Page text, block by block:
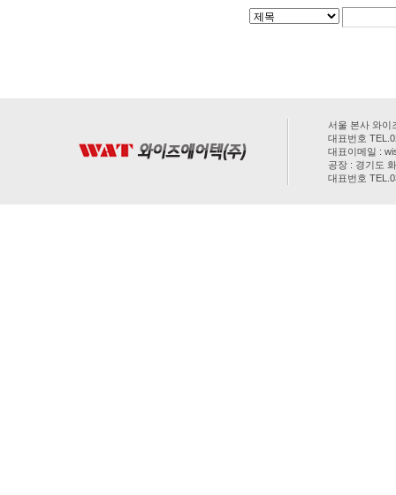
서울 본사 와이
대표번호
대표이메일 :
공장 : 경기도
대표번호